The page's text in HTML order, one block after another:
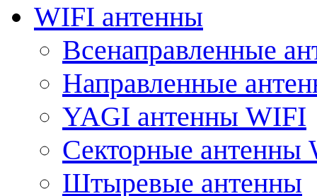
WIFI антенны
Всенаправленные
Направленные
YAGI антенны WIFI
Секторные антенны
Штыревые антенны